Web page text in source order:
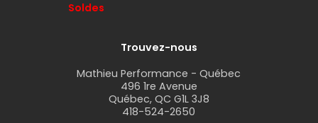
Soldes
Trouvez-nous
Mathieu Performance - Québec
496 1re Avenue
Québec, QC G1L 3J8
418-524-2650